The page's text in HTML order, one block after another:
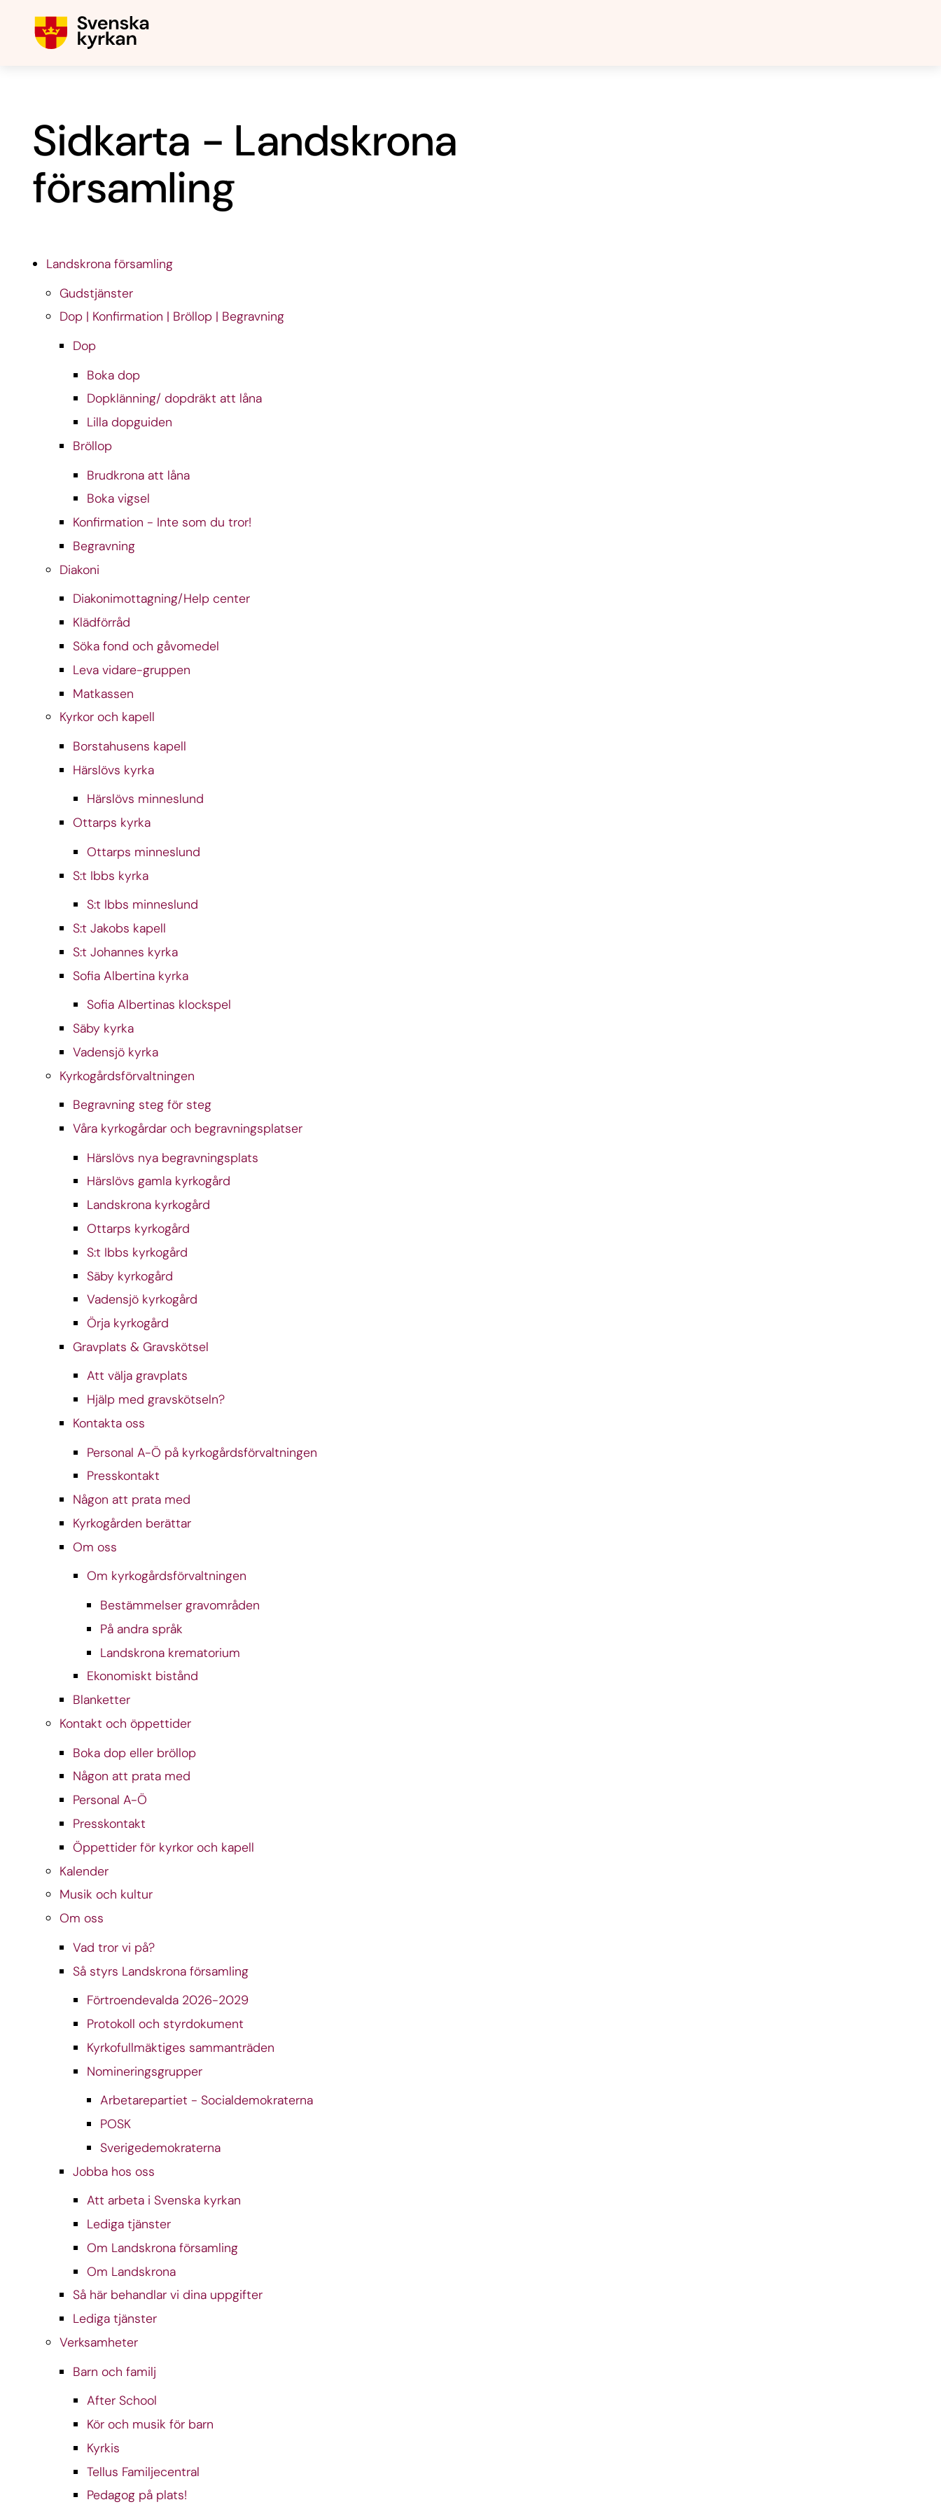
Sidkarta - Landskrona
församling
Landskrona församling
Gudstjänster
Dop | Konfirmation | Bröllop | Begravning
Dop
Boka dop
Dopklänning/ dopdräkt att låna
Lilla dopguiden
Bröllop
Brudkrona att låna
Boka vigsel
Konfirmation - Inte som du tror!
Begravning
Diakoni
Diakonimottagning/Help center
Klädförråd
Söka fond och gåvomedel
Leva vidare-gruppen
Matkassen
Kyrkor och kapell
Borstahusens kapell
Härslövs kyrka
Härslövs minneslund
Ottarps kyrka
Ottarps minneslund
S:t Ibbs kyrka
S:t Ibbs minneslund
S:t Jakobs kapell
S:t Johannes kyrka
Sofia Albertina kyrka
Sofia Albertinas klockspel
Säby kyrka
Vadensjö kyrka
Kyrkogårdsförvaltningen
Begravning steg för steg
Våra kyrkogårdar och begravningsplatser
Härslövs nya begravningsplats
Härslövs gamla kyrkogård
Landskrona kyrkogård
Ottarps kyrkogård
S:t Ibbs kyrkogård
Säby kyrkogård
Vadensjö kyrkogård
Örja kyrkogård
Gravplats & Gravskötsel
Att välja gravplats
Hjälp med gravskötseln?
Kontakta oss
Personal A-Ö på kyrkogårdsförvaltningen
Presskontakt
Någon att prata med
Kyrkogården berättar
Om oss
Om kyrkogårdsförvaltningen
Bestämmelser gravområden
På andra språk
Landskrona krematorium
Ekonomiskt bistånd
Blanketter
Kontakt och öppettider
Boka dop eller bröllop
Någon att prata med
Personal A-Ö
Presskontakt
Öppettider för kyrkor och kapell
Kalender
Musik och kultur
Om oss
Vad tror vi på?
Så styrs Landskrona församling
Förtroendevalda 2026-2029
Protokoll och styrdokument
Kyrkofullmäktiges sammanträden
Nomineringsgrupper
Arbetarepartiet - Socialdemokraterna
POSK
Sverigedemokraterna
Jobba hos oss
Att arbeta i Svenska kyrkan
Lediga tjänster
Om Landskrona församling
Om Landskrona
Så här behandlar vi dina uppgifter
Lediga tjänster
Verksamheter
Barn och familj
After School
Kör och musik för barn
Kyrkis
Tellus Familjecentral
Pedagog på plats!